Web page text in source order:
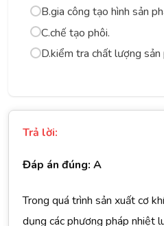
B.gia công tạo hình sản
C.chế tạo phôi.
D.kiểm tra chất lượng sản
Trả lời:
Đáp án đúng: A
Trong quá trình sản xuất cơ
dụng các phương pháp nhiệt